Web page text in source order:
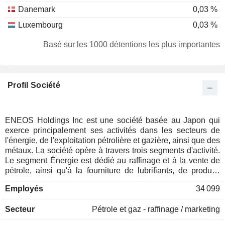
Danemark
0,03 %
Luxembourg
0,03 %
0,03 %
Norvège
0,01 %
Basé sur les 1000 détentions les plus importantes
Profil Société
ENEOS Holdings Inc est une société basée au Japon qui
exerce principalement ses activités dans les secteurs de
l'énergie, de l'exploitation pétrolière et gazière, ainsi que des
métaux. La société opère à travers trois segments d'activité.
Le segment Énergie est dédié au raffinage et à la vente de
pétrole, ainsi qu'à la fourniture de lubrifiants, de produits
gaz, de charbon, d'électricité, d'énergies nouvelles et
gazière est dédié à l'exploration, au développement et à la
Employés 34 099
Secteur Pétrole et gaz - raffinage / marketing